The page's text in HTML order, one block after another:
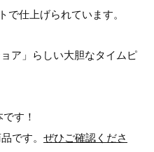
で仕上げられています。
ア」らしい大胆なタイムピ
す！
です。 ぜひご確認くださ